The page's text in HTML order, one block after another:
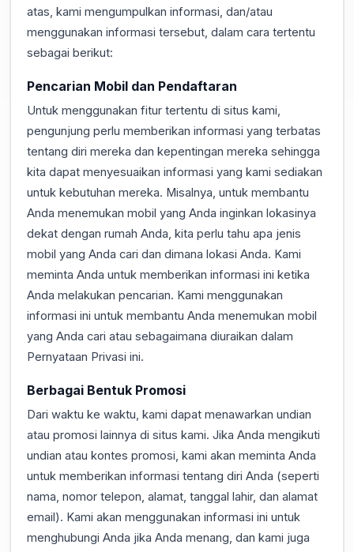
atas, kami mengumpulkan informasi, dan/atau
menggunakan informasi tersebut, dalam cara tertentu
sebagai berikut:
Pencarian Mobil dan Pendaftaran
Untuk menggunakan fitur tertentu di situs kami,
pengunjung perlu memberikan informasi yang terbatas
tentang diri mereka dan kepentingan mereka sehingga
kita dapat menyesuaikan informasi yang kami sediakan
untuk kebutuhan mereka. Misalnya, untuk membantu
Anda menemukan mobil yang Anda inginkan lokasinya
dekat dengan rumah Anda, kita perlu tahu apa jenis
mobil yang Anda cari dan dimana lokasi Anda. Kami
meminta Anda untuk memberikan informasi ini ketika
Anda melakukan pencarian. Kami menggunakan
informasi ini untuk membantu Anda menemukan mobil
yang Anda cari atau sebagaimana diuraikan dalam
Pernyataan Privasi ini.
Berbagai Bentuk Promosi
Dari waktu ke waktu, kami dapat menawarkan undian
atau promosi lainnya di situs kami. Jika Anda mengikuti
undian atau kontes promosi, kami akan meminta Anda
untuk memberikan informasi tentang diri Anda (seperti
nama, nomor telepon, alamat, tanggal lahir, dan alamat
email). Kami akan menggunakan informasi ini untuk
menghubungi Anda jika Anda menang, dan kami juga